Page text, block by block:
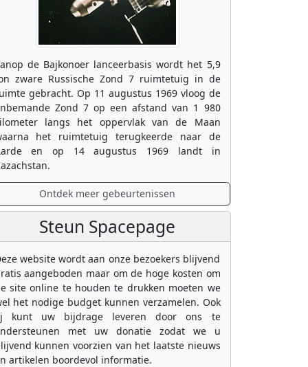
de Bajkonoer lanceerbasis wordt het 5,9
zware Russische Zond 7 ruimtetuig in de
gebracht. Op 11 augustus 1969 vloog de
Zond 7 op een afstand van 1 980
langs het oppervlak van de Maan
het ruimtetuig terugkeerde naar de
en op 14 augustus 1969 landt in
Ontdek meer gebeurtenissen
Steun Spacepage
website wordt aan onze bezoekers blijvend
aangeboden maar om de hoge kosten om
site online te houden te drukken moeten we
het nodige budget kunnen verzamelen. Ook
kunt uw bijdrage leveren door ons te
met uw donatie zodat we u
kunnen voorzien van het laatste nieuws
artikelen boordevol informatie.